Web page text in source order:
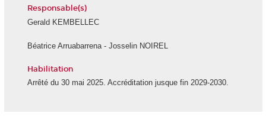
Responsable(s)
Gerald KEMBELLEC
Béatrice Arruabarrena - Josselin NOIREL
Habilitation
Arrêté du 30 mai 2025. Accréditation jusque fin 2029-2030.